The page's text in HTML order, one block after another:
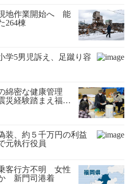
地作業開始へ 能
264棟
学5男児訴え、足蹴り容
綿密な健康管理
災経験踏まえ福島
装、約５千万円の利益
元執行役員
客行方不明 女性
新門司港着